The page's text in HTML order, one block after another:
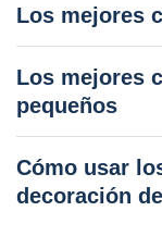
Los mejores
Los mejores
pequeños
Cómo usar
decoración